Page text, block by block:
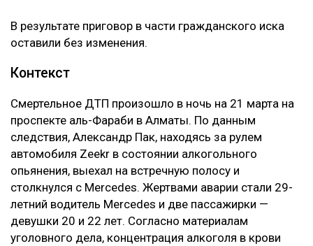
В результате приговор в части гражданского иска
оставили без изменения.
Контекст
Смертельное ДТП произошло в ночь на 21 марта на
проспекте аль-Фараби в Алматы. По данным
следствия, Александр Пак, находясь за рулем
автомобиля Zeekr в состоянии алкогольного
опьянения, выехал на встречную полосу и
столкнулся с Mercedes. Жертвами аварии стали 29-
летний водитель Mercedes и две пассажирки —
девушки 20 и 22 лет. Согласно материалам
уголовного дела, концентрация алкоголя в крови